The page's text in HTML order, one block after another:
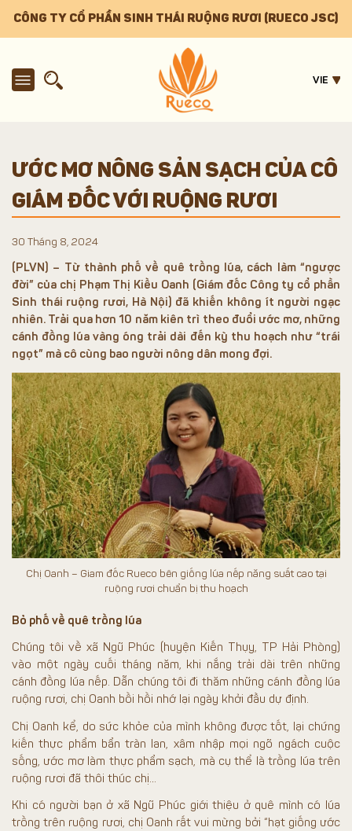
CÔNG TY CỔ PHẦN SINH THÁI RUỘNG RƯƠI (RUECO JSC)
VIE
ƯỚC MƠ NÔNG SẢN SẠCH CỦA CÔ
GIÁM ĐỐC VỚI RUỘNG RƯƠI
30 Tháng 8, 2024
(PLVN) – Từ thành phố về quê trồng lúa, cách làm “ngược
đời” của chị Phạm Thị Kiều Oanh (Giám đốc Công ty cổ phần
Sinh thái ruộng rươi, Hà Nội) đã khiến không ít người ngạc
nhiên. Trải qua hơn 10 năm kiên trì theo đuổi ước mơ, những
cánh đồng lúa vàng óng trải dài đến kỳ thu hoạch như “trái
ngọt” mà cô cùng bao người nông dân mong đợi.
Chị Oanh – Giam đốc Rueco bên giống lúa nếp năng suất cao tại
ruộng rươi chuẩn bị thu hoạch
Bỏ phố về quê trồng lúa
Chúng tôi về xã Ngũ Phúc (huyện Kiến Thụy, TP Hải Phòng)
vào một ngày cuối tháng năm, khi nắng trải dài trên những
cánh đồng lúa nếp. Dẫn chúng tôi đi thăm những cánh đồng lúa
ruộng rươi, chị Oanh bồi hồi nhớ lại ngày khởi đầu dự định.
Chị Oanh kể, do sức khỏe của mình không được tốt, lại chứng
kiến thực phẩm bẩn tràn lan, xâm nhập mọi ngõ ngách cuộc
sống, ước mơ làm thực phẩm sạch, mà cụ thể là trồng lúa trên
ruộng rươi đã thôi thúc chị…
Khi có người bạn ở xã Ngũ Phúc giới thiệu ở quê mình có lúa
trồng trên ruộng rươi, chị Oanh rất vui mừng bởi “hạt giống ước